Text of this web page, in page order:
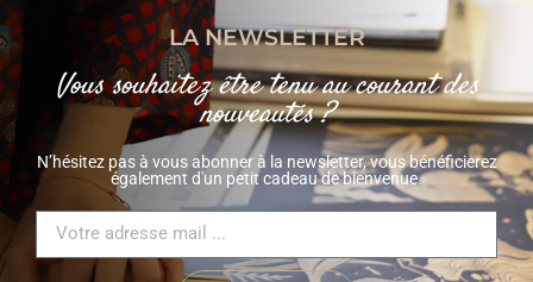
LA NEWSLETTER
Vous souhaitez être tenu au courant des
nouveautés ?
N’hésitez pas à vous abonner à la newsletter, vous bénéficierez
également d'un petit cadeau de bienvenue.